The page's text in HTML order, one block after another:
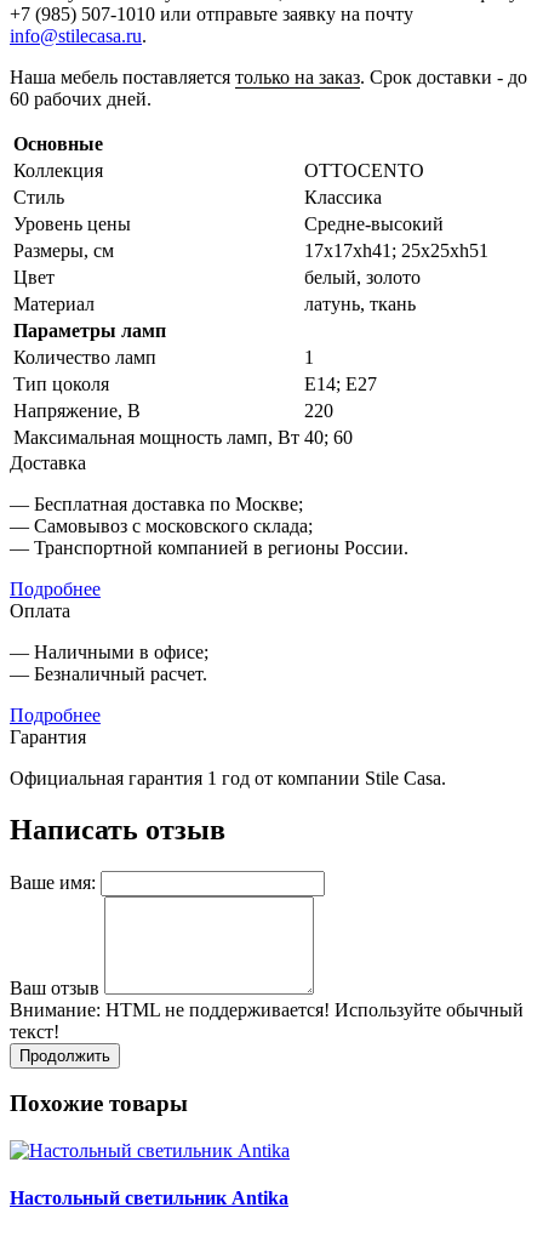
+7 (985) 507-1010 или отправьте заявку на почту
info@stilecasa.ru.
Наша мебель поставляется только на заказ. Срок доставки - до
60 рабочих дней.
Основные
Коллекция
OTTOCENTO
Стиль
Классика
Уровень цены
Средне-высокий
Размеры, см
17x17xh41; 25x25xh51
Цвет
белый, золото
Материал
латунь, ткань
Параметры ламп
Количество ламп
1
Тип цоколя
Е14; Е27
Напряжение, В
220
Максимальная мощность ламп, Вт 40; 60
Доставка
— Бесплатная доставка по Москве;
— Самовывоз с московского склада;
— Транспортной компанией в регионы России.
Подробнее
Оплата
— Наличными в офисе;
— Безналичный расчет.
Подробнее
Гарантия
Официальная гарантия 1 год от компании Stile Casa.
Написать отзыв
Ваше имя:
Ваш отзыв
Внимание: HTML не поддерживается! Используйте обычный
текст!
Продолжить
Похожие товары
Настольный светильник Antika